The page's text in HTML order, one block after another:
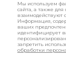
Микшер
64 канала.
Мы используем
сайта, а также
взаимодействуют
Информация,
ваших
идентифицирует
запретить
обработки